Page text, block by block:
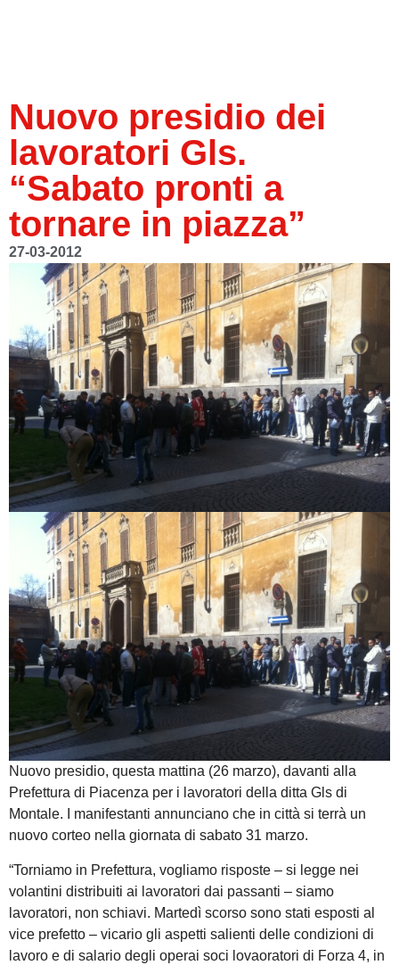
Nuovo presidio dei
lavoratori Gls.
“Sabato pronti a
tornare in piazza”
27-03-2012
Nuovo presidio, questa mattina (26 marzo), davanti alla
Prefettura di Piacenza per i lavoratori della ditta Gls di
Montale. I manifestanti annunciano che in città si terrà un
nuovo corteo nella giornata di sabato 31 marzo.
“Torniamo in Prefettura, vogliamo risposte – si legge nei
volantini distribuiti ai lavoratori dai passanti – siamo
lavoratori, non schiavi. Martedì scorso sono stati esposti al
vice prefetto – vicario gli aspetti salienti delle condizioni di
lavoro e di salario degli operai soci lovaoratori di Forza 4, in